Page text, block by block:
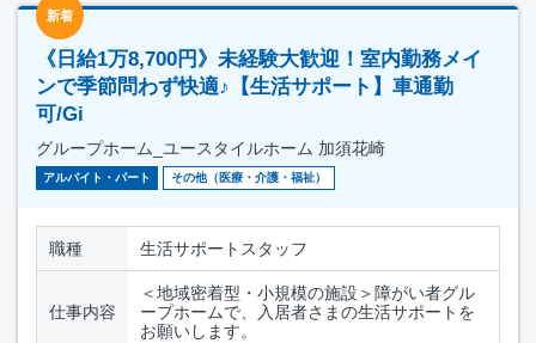
新着
《日給1万8,700円》未経験大歓迎！室内勤務メイ
ンで季節問わず快適♪【生活サポート】車通勤
可/Gi
グループホーム_ユースタイルホーム 加須花崎
アルバイト・パート その他（医療・介護・福祉）
職種 生活サポートスタッフ
仕事内容
＜地域密着型・小規模の施設＞障がい者グル
ープホームで、入居者さまの生活サポートを
お願いします。